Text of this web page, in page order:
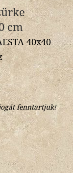
cm
40x40
fenntartjuk!